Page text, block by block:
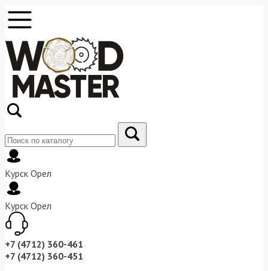
Курск Орел
Курск Орел
+7 (4712) 360-461
+7 (4712) 360-451